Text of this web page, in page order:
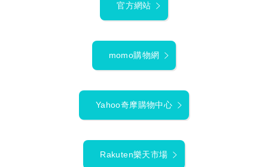
官方網站
momo購物網
Yahoo奇摩購物中心
Rakuten樂天市場